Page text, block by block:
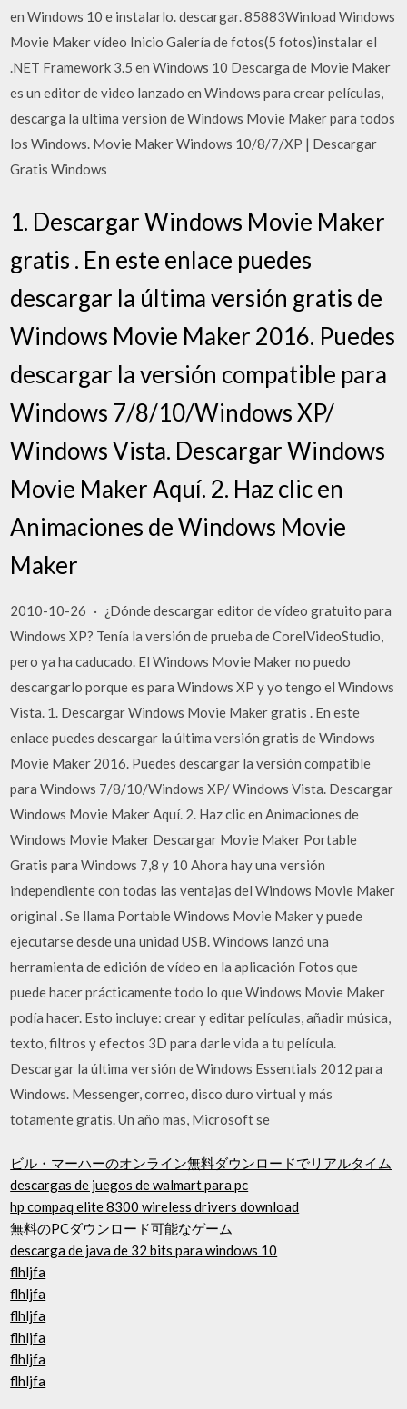
en Windows 10 e instalarlo. descargar. 85883Winload Windows
Movie Maker vídeo Inicio Galería de fotos(5 fotos)instalar el
.NET Framework 3.5 en Windows 10 Descarga de Movie Maker
es un editor de video lanzado en Windows para crear películas,
descarga la ultima version de Windows Movie Maker para todos
los Windows. Movie Maker Windows 10/8/7/XP | Descargar
Gratis Windows
1. Descargar Windows Movie Maker
gratis . En este enlace puedes
descargar la última versión gratis de
Windows Movie Maker 2016. Puedes
descargar la versión compatible para
Windows 7/8/10/Windows XP/
Windows Vista. Descargar Windows
Movie Maker Aquí. 2. Haz clic en
Animaciones de Windows Movie
Maker
2010-10-26 · ¿Dónde descargar editor de vídeo gratuito para
Windows XP? Tenía la versión de prueba de CorelVideoStudio,
pero ya ha caducado. El Windows Movie Maker no puedo
descargarlo porque es para Windows XP y yo tengo el Windows
Vista. 1. Descargar Windows Movie Maker gratis . En este
enlace puedes descargar la última versión gratis de Windows
Movie Maker 2016. Puedes descargar la versión compatible
para Windows 7/8/10/Windows XP/ Windows Vista. Descargar
Windows Movie Maker Aquí. 2. Haz clic en Animaciones de
Windows Movie Maker Descargar Movie Maker Portable
Gratis para Windows 7,8 y 10 Ahora hay una versión
independiente con todas las ventajas del Windows Movie Maker
original . Se llama Portable Windows Movie Maker y puede
ejecutarse desde una unidad USB. Windows lanzó una
herramienta de edición de vídeo en la aplicación Fotos que
puede hacer prácticamente todo lo que Windows Movie Maker
podía hacer. Esto incluye: crear y editar películas, añadir música,
texto, filtros y efectos 3D para darle vida a tu película.
Descargar la última versión de Windows Essentials 2012 para
Windows. Messenger, correo, disco duro virtual y más
totamente gratis. Un año mas, Microsoft se
ビル・マーハーのオンライン無料ダウンロードでリアルタイム
descargas de juegos de walmart para pc
hp compaq elite 8300 wireless drivers download
無料のPCダウンロード可能なゲーム
descarga de java de 32 bits para windows 10
flhljfa
flhljfa
flhljfa
flhljfa
flhljfa
flhljfa